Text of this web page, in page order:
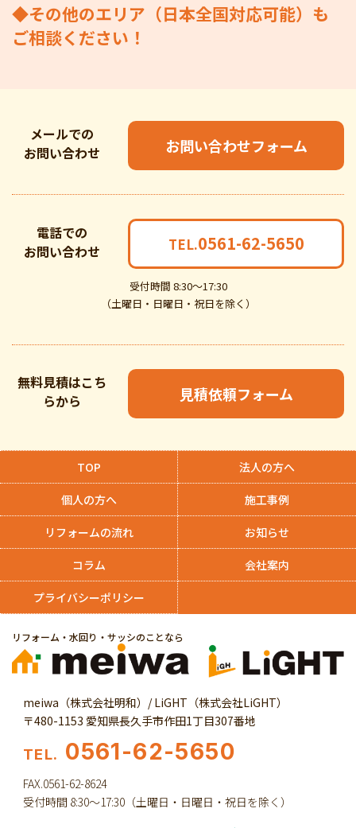
◆その他のエリア（日本全国対応可能）も
ご相談ください！
メールでの
お問い合わせ
お問い合わせフォーム
電話での
お問い合わせ
受付時間 8:30～17:30
（土曜日・日曜日・祝日を除く）
TEL.0561-62-5650
無料見積はこち
らから
見積依頼フォーム
リフォーム・水回り・サッシのことなら
meiwa（株式会社明和）/ LiGHT（株式会社LiGHT）
〒480-1153 愛知県長久手市作田1丁目307番地
TEL. 0561-62-5650
FAX.0561-62-8624
受付時間 8:30～17:30（土曜日・日曜日・祝日を除く）
TOP 法人の方へ
個人の方へ 施工事例
リフォームの流れ お知らせ
コラム 会社案内
プライバシーポリシー